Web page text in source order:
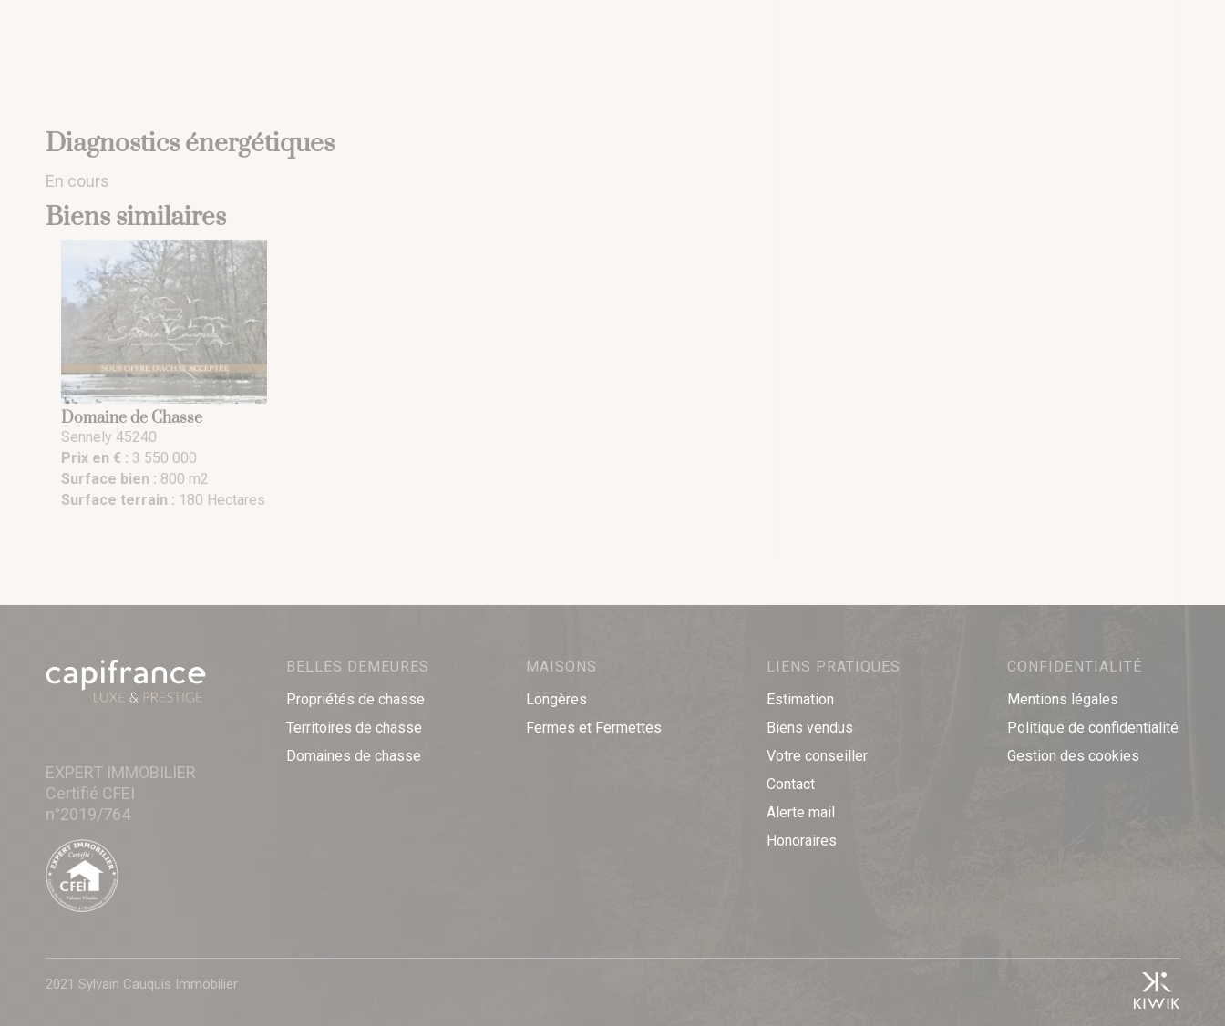
Diagnostics énergétiques
En cours
Biens similaires
Domaine de Chasse
Sennely 45240
Prix en € : 3 550 000
Surface bien : 800 m2
Surface terrain : 180 Hectares
EXPERT IMMOBILIER
Certifié CFEI
n°2019/764
BELLES DEMEURES
Propriétés de chasse
Territoires de chasse
Domaines de chasse
MAISONS
Longères
Fermes et Fermettes
LIENS PRATIQUES
Estimation
Biens vendus
Votre conseiller
Contact
Alerte mail
Honoraires
CONFIDENTIALITÉ
Mentions légales
Politique de confidentialité
Gestion des cookies
2021 Sylvain Cauquis Immobilier